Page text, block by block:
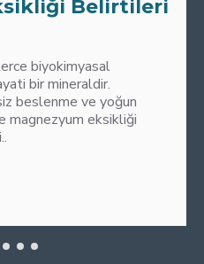
Belirtileri
biyokimyasal
bir mineraldir.
beslenme ve yoğun
magnezyum eksikliği